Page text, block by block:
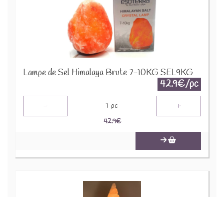
Lampe de Sel Himalaya Brute 7-10KG SEL9KG
42.9€/pc
- 1 pc +
42.9€